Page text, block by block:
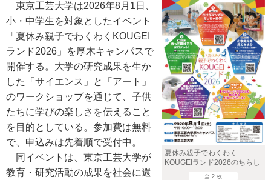
夏休み親子でわくわく
KOUGEIランド2026のちらし
全 2 枚
東京工芸大学は2026年8月1日、
小・中学生を対象としたイベント
「夏休み親子でわくわくKOUGEI
ランド2026」を厚木キャンパスで
開催する。大学の研究成果を生か
した「サイエンス」と「アート」
のワークショップを通じて、子供
たちに学びの楽しさを伝えること
を目的としている。参加費は無料
で、申込みは先着順で受付中。
同イベントは、東京工芸大学が
教育・研究活動の成果を社会に還